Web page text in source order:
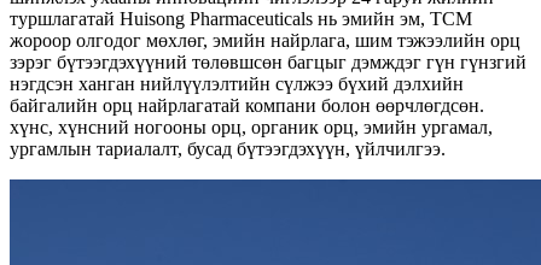
туршлагатай Huisong Pharmaceuticals нь эмийн эм, TCM
жороор олгодог мөхлөг, эмийн найрлага, шим тэжээлийн орц
зэрэг бүтээгдэхүүний төлөвшсөн багцыг дэмждэг гүн гүнзгий
нэгдсэн ханган нийлүүлэлтийн сүлжээ бүхий дэлхийн
байгалийн орц найрлагатай компани болон өөрчлөгдсөн.
хүнс, хүнсний ногооны орц, органик орц, эмийн ургамал,
ургамлын тариалалт, бусад бүтээгдэхүүн, үйлчилгээ.